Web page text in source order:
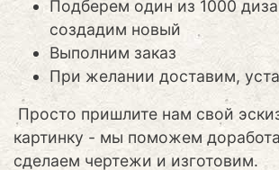
Подберем один из 1000
создадим новый
Выполним заказ
При желании доставим,
Просто пришлите нам свой
картинку - мы поможем
сделаем чертежи и изготовим.